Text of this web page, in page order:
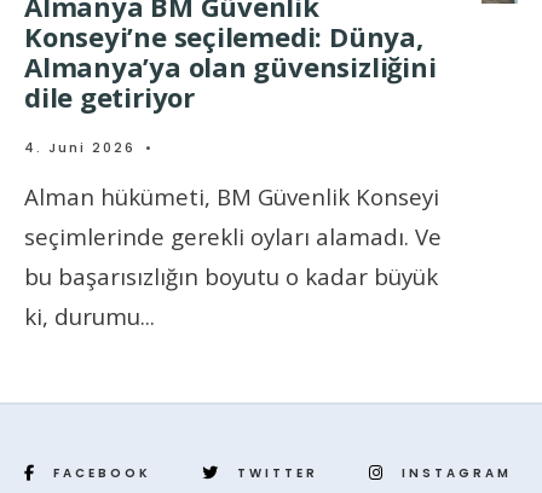
Konseyi’ne seçilemedi: Dünya,
Almanya’ya olan güvensizliğini
dile getiriyor
4. Juni 2026 •
Alman hükümeti, BM Güvenlik Konseyi
seçimlerinde gerekli oyları alamadı. Ve
bu başarısızlığın boyutu o kadar büyük
ki, durumu...
FACEBOOK TWITTER INSTAGRAM